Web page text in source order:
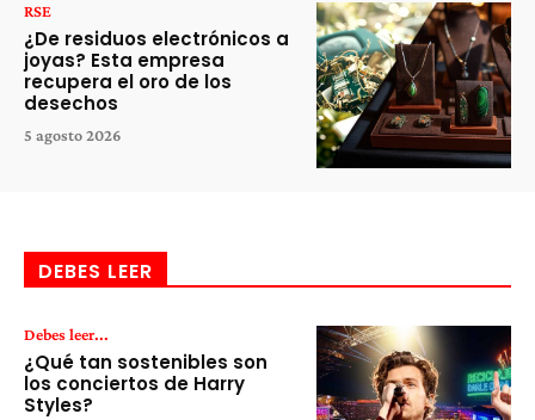
RSE
¿De residuos electrónicos a
joyas? Esta empresa
recupera el oro de los
desechos
5 agosto 2026
DEBES LEER
Debes leer...
¿Qué tan sostenibles son
los conciertos de Harry
Styles?